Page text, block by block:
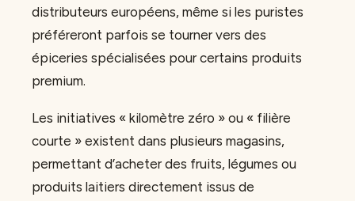
distributeurs européens, même si les puristes
préféreront parfois se tourner vers des
épiceries spécialisées pour certains produits
premium.
Les initiatives « kilomètre zéro » ou « filière
courte » existent dans plusieurs magasins,
permettant d’acheter des fruits, légumes ou
produits laitiers directement issus de